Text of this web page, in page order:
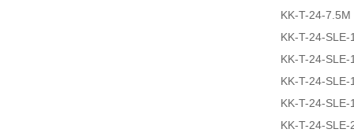
KK-T-24-7.5M
KK-T-24-SLE-
KK-T-24-SLE-
KK-T-24-SLE-
KK-T-24-SLE-
KK-T-24-SLE-